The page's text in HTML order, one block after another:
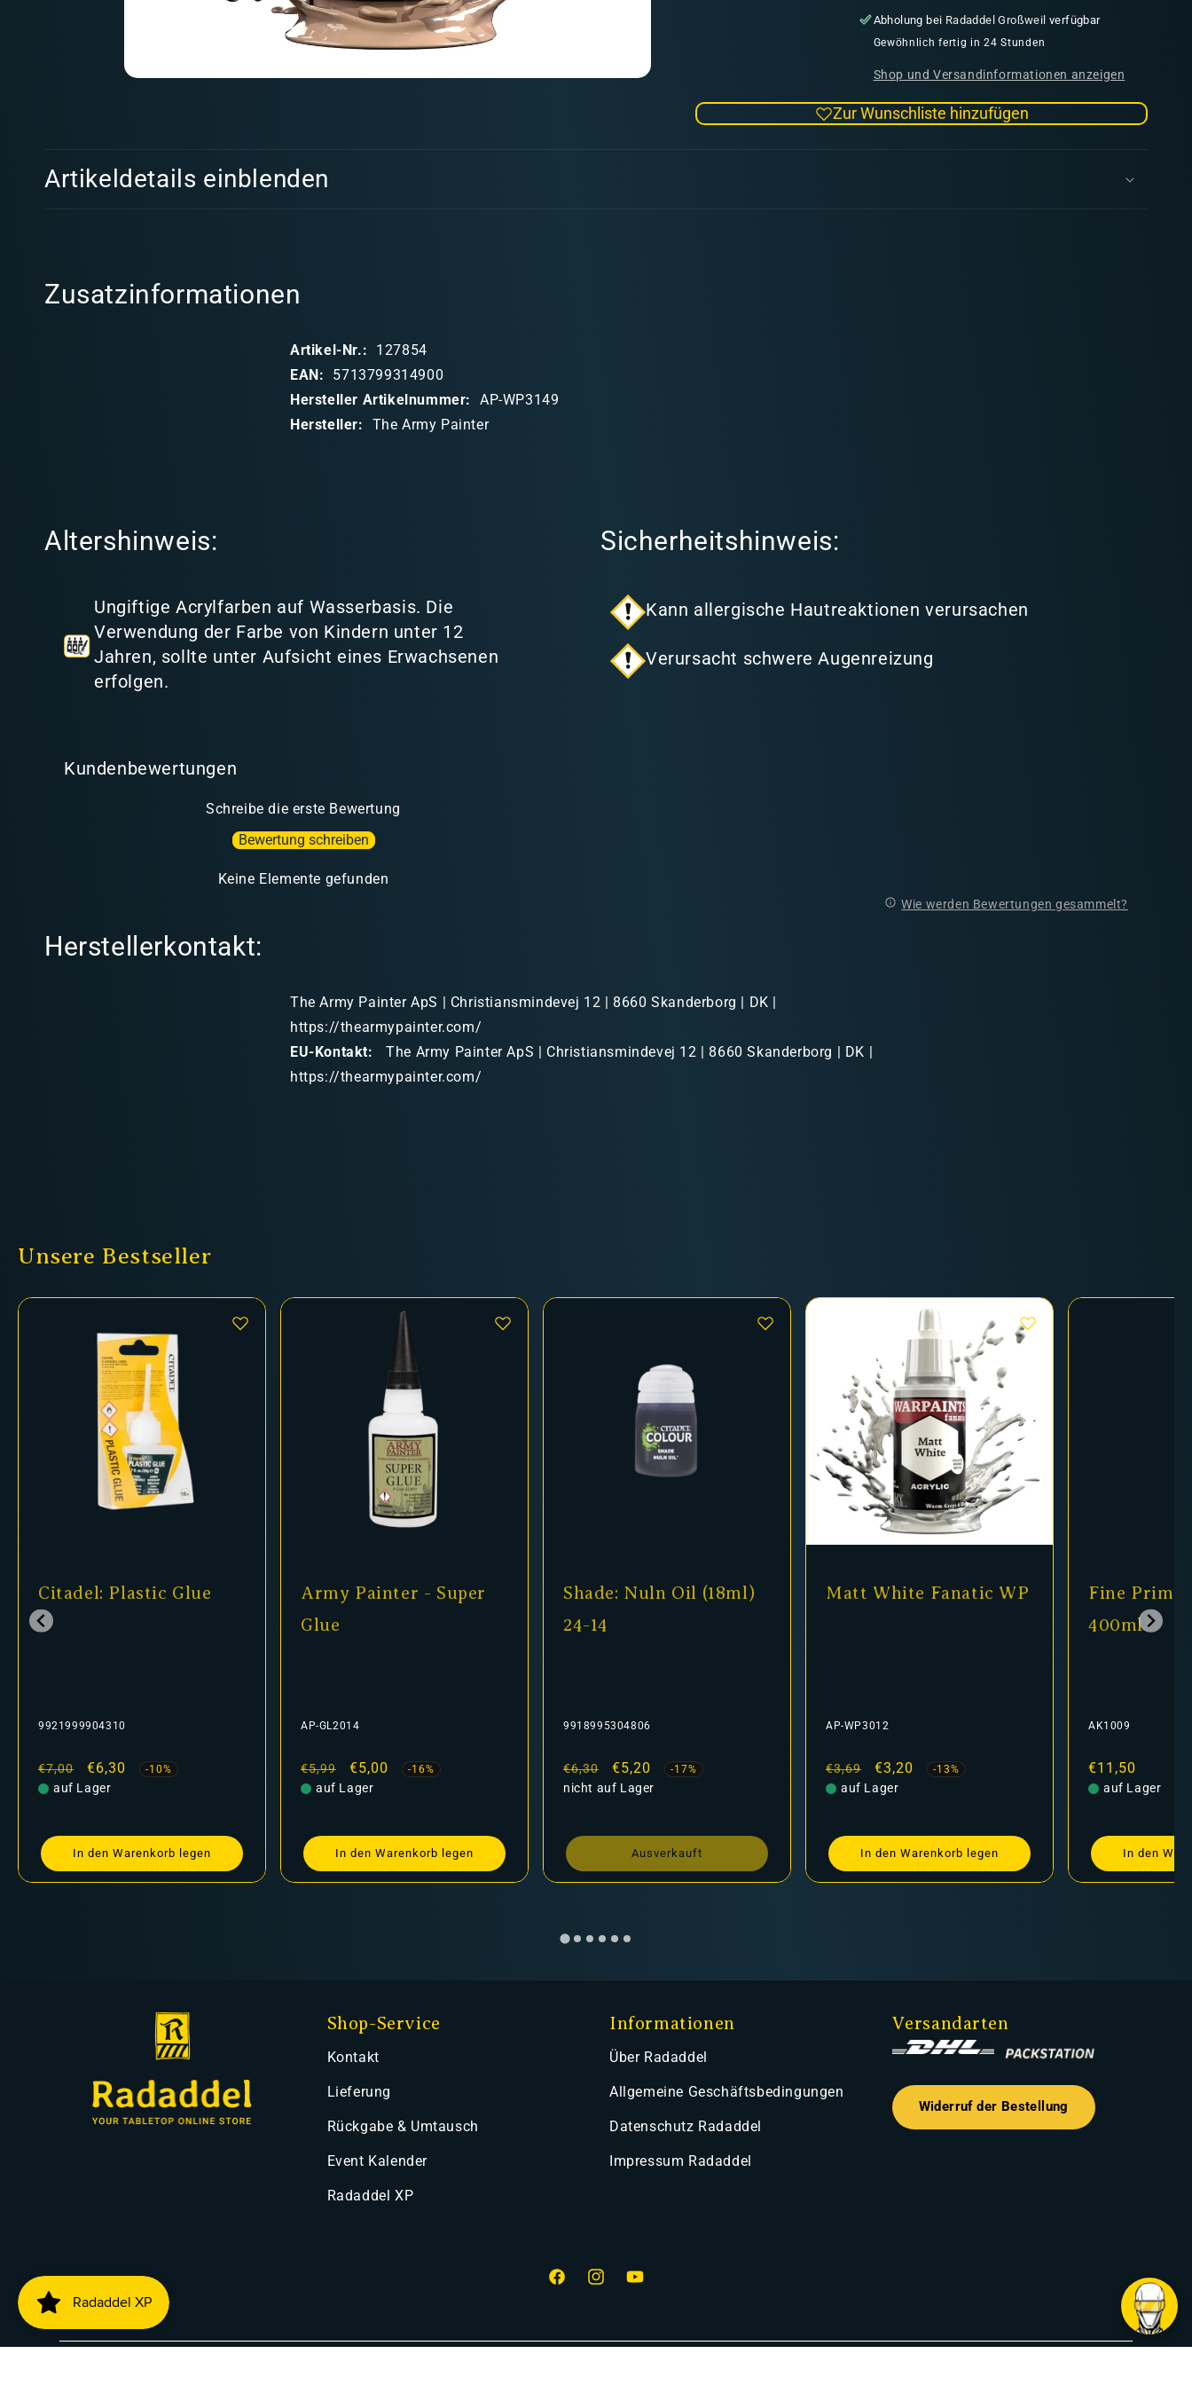
Abholung bei Radaddel Großweil verfügbar
Gewöhnlich fertig in 24 Stunden
Shop und Versandinformationen anzeigen
Fanatic
Fanatic
WP Zur Wunschliste hinzufügen
i
a
n
Artikeldetails einblenden
Zusatzinformationen
Artikel-Nr.:
127854
EAN:
5713799314900
Hersteller Artikelnummer:
AP-WP3149
Hersteller:
The Army Painter
Altershinweis: Sicherheitshinweis:
Ungiftige Acrylfarben auf Wasserbasis. Die
Verwendung der Farbe von Kindern unter 12
Jahren, sollte unter Aufsicht eines Erwachsenen
erfolgen.
Kann allergische Hautreaktionen verursachen
Verursacht schwere Augenreizung
Kundenbewertungen
Schreibe die erste Bewertung
Bewertung schreiben
Keine Elemente gefunden
Wie werden Bewertungen gesammelt?
Herstellerkontakt:
The Army Painter ApS | Christiansmindevej 12 | 8660 Skanderborg | DK |
https://thearmypainter.com/
EU-Kontakt:
The Army Painter ApS | Christiansmindevej 12 | 8660 Skanderborg | DK |
https://thearmypainter.com/
Unsere Bestseller
Citadel: Plastic Glue
9921999904310
Normaler
Preis
€7,00 Verkaufspreis
€6,30 -10%
auf Lager
In den Warenkorb legen
Army Painter - Super
Glue
AP-GL2014
Normaler
Preis
€5,99 Verkaufspreis
€5,00 -16%
auf Lager
In den Warenkorb legen
Shade: Nuln Oil (18ml)
24-14
9918995304806
Normaler
Preis
€6,30 Verkaufspreis
€5,20 -17%
nicht auf Lager
Ausverkauft
Matt White Fanatic WP
AP-WP3012
Normaler
Preis
€3,69 Verkaufspreis
€3,20 -13%
auf Lager
In den Warenkorb legen
Fine
400ml
AK1009
Normaler
Preis
€11,50
auf Lager
In den
Shop-Service
Kontakt
Lieferung
Rückgabe & Umtausch
Event Kalender
Radaddel XP
Informationen
Über Radaddel
Allgemeine Geschäftsbedingungen
Datenschutz Radaddel
Impressum Radaddel
Versandarten
Widerruf der Bestellung
FacebookInstagramYouTube